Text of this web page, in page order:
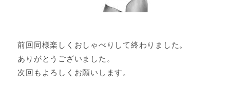
前回同様楽しくおしゃべりして終わりました。
ありがとうございました。
次回もよろしくお願いします。